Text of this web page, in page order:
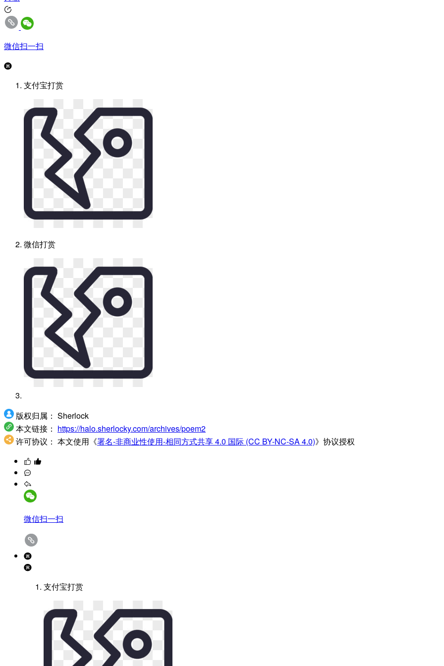
微信扫一扫
支付宝打赏
微信打赏
版权归属： Sherlock
本文链接： https://halo.sherlocky.com/archives/poem2
许可协议： 本文使用《署名-非商业性使用-相同方式共享 4.0 国际 (CC BY-NC-SA 4.0)》协议授权
微信扫一扫
支付宝打赏